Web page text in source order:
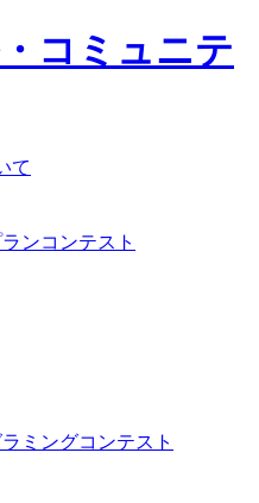
て
ンコンテスト
ミングコンテスト